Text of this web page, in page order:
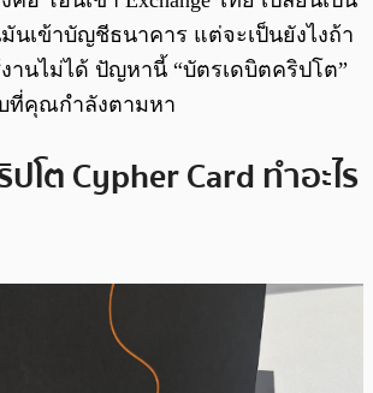
นเข้าบัญชีธนาคาร แต่จะเป็นยังไงถ้า
นไม่ได้ ปัญหานี้ “บัตรเดบิตคริปโต”
ที่คุณกำลังตามหา
โต Cypher Card ทำอะไร